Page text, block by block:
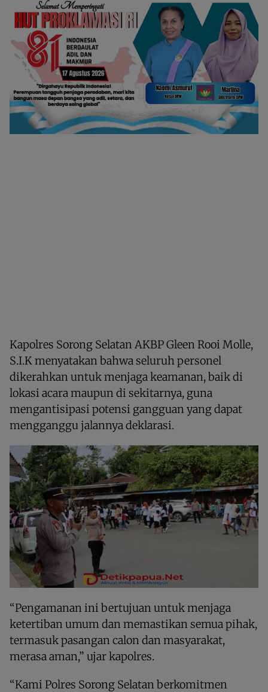
Kapolres Sorong Selatan AKBP Gleen Rooi Molle,
S.I.K menyatakan bahwa seluruh personel
dikerahkan untuk menjaga keamanan, baik di
lokasi acara maupun di sekitarnya, guna
mengantisipasi potensi gangguan yang dapat
mengganggu jalannya deklarasi.
“Pengamanan ini bertujuan untuk menjaga
ketertiban umum dan memastikan semua pihak,
termasuk pasangan calon dan masyarakat,
merasa aman,” ujar kapolres.
“Kami Polres Sorong Selatan berkomitmen